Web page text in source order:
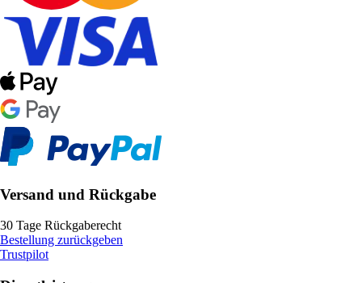
Versand und Rückgabe
30 Tage Rückgaberecht
Bestellung zurückgeben
Trustpilot